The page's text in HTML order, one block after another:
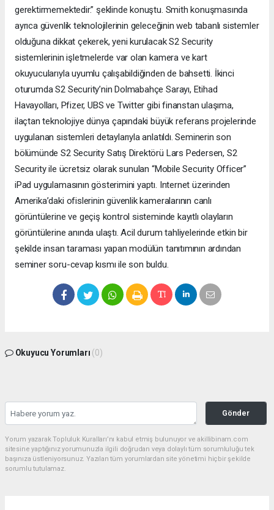
gerektirmemektedir.” şeklinde konuştu. Smith konuşmasında
ayrıca güvenlik teknolojilerinin geleceğinin web tabanlı sistemler
olduğuna dikkat çekerek, yeni kurulacak S2 Security
sistemlerinin işletmelerde var olan kamera ve kart
okuyucularıyla uyumlu çalışabildiğinden de bahsetti. İkinci
oturumda S2 Security’nin Dolmabahçe Sarayı, Etihad
Havayolları, Pfizer, UBS ve Twitter gibi finanstan ulaşıma,
ilaçtan teknolojiye dünya çapındaki büyük referans projelerinde
uygulanan sistemleri detaylarıyla anlatıldı. Seminerin son
bölümünde S2 Security Satış Direktörü Lars Pedersen, S2
Security ile ücretsiz olarak sunulan “Mobile Security Officer”
iPad uygulamasının gösterimini yaptı. Internet üzerinden
Amerika’daki ofislerinin güvenlik kameralarının canlı
görüntülerine ve geçiş kontrol sisteminde kayıtlı olayların
görüntülerine anında ulaştı. Acil durum tahliyelerinde etkin bir
şekilde insan taraması yapan modülün tanıtımının ardından
seminer soru-cevap kısmı ile son buldu.
Okuyucu Yorumları (0)
Gönder
Yorum yazarak Topluluk Kuralları’nı kabul etmiş bulunuyor ve akillibinam.com
sitesine yaptığınız yorumunuzla ilgili doğrudan veya dolaylı tüm sorumluluğu tek
başınıza üstleniyorsunuz. Yazılan tüm yorumlardan site yönetimi hiçbir şekilde
sorumlu tutulamaz.